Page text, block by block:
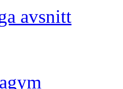
avsnitt